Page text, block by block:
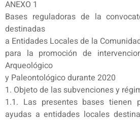
ANEXO 1
Bases reguladoras de la
destinadas
a Entidades Locales de la
para la promoción de
Arqueológico
y Paleontológico durante 2020
1. Objeto de las subvenciones y
1.1. Las presentes bases tienen
ayudas a entidades locales